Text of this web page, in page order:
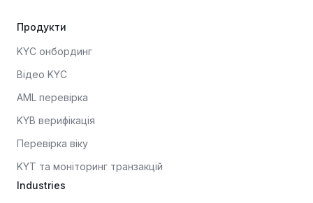
Продукти
KYC онбординг
Відео KYC
AML перевірка
KYB верифікація
Перевірка віку
KYT та моніторинг транзакцій
Industries